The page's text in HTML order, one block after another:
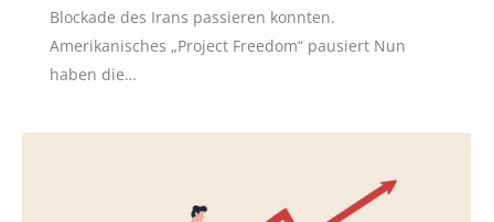
Blockade des Irans passieren konnten.
Amerikanisches „Project Freedom“ pausiert Nun
haben die…